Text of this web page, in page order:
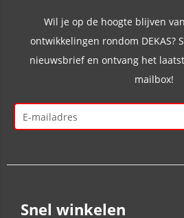
Wil je op de hoogte blijven
ontwikkelingen rondom DEKAS?
nieuwsbrief en ontvang het
mailbox!
Snel winkelen